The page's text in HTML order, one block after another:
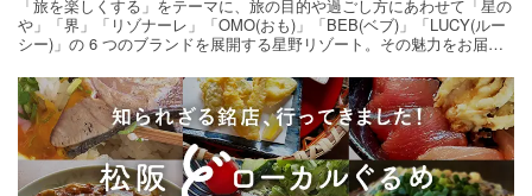
「旅を楽しくする」をテーマに、旅の目的や過ごし方にあわせて「星の
や」「界」「リゾナーレ」「OMO(おも)」「BEB(ベブ)」「LUCY(ルー
シー)」の 6 つのブランドを展開する星野リゾート。その魅力をお届け